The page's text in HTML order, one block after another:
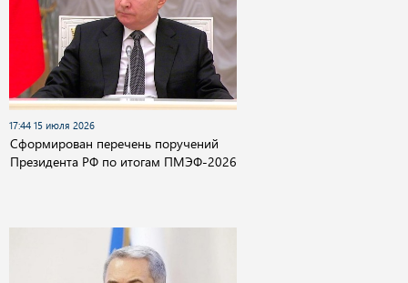
17:44 15 июля 2026
Сформирован перечень поручений
Президента РФ по итогам ПМЭФ-2026